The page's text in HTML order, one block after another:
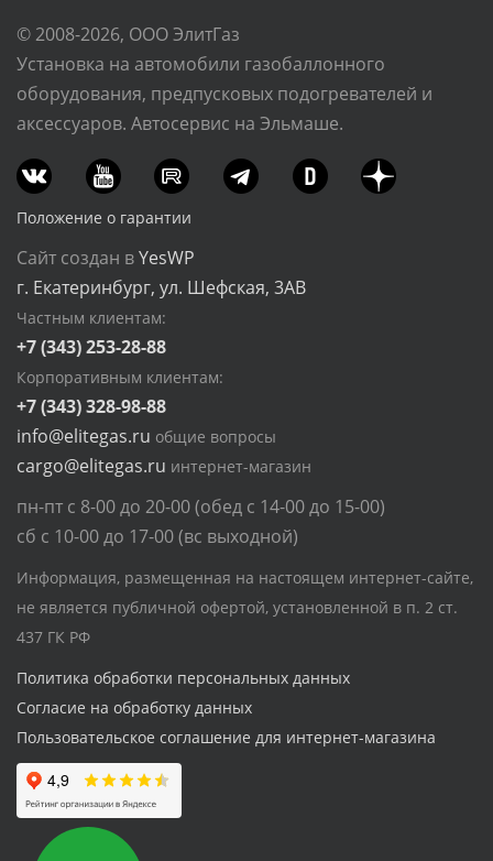
© 2008-2026, ООО ЭлитГаз
Установка на автомобили газобаллонного
оборудования, предпусковых подогревателей и
аксессуаров. Автосервис на Эльмаше.
Положение о гарантии
Сайт создан вYesWP
г. Екатеринбург, ул. Шефская, 3АВ
Частным клиентам:
+7 (343) 253-28-88
Корпоративным клиентам:
+7 (343) 328-98-88
info@elitegas.ru общие вопросы
cargo@elitegas.ru интернет-магазин
пн-пт с 8-00 до 20-00 (обед с 14-00 до 15-00)
сб с 10-00 до 17-00 (вс выходной)
Информация, размещенная на настоящем интернет-сайте,
не является публичной офертой, установленной в п. 2 ст.
437 ГК РФ
Политика обработки персональных данных
Согласие на обработку данных
Пользовательское соглашение для интернет-магазина